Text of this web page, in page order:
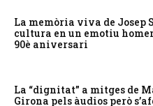
La memòria viva de Josep
cultura en un emotiu
90è aniversari
La “dignitat” a mitges de
Girona pels àudios però